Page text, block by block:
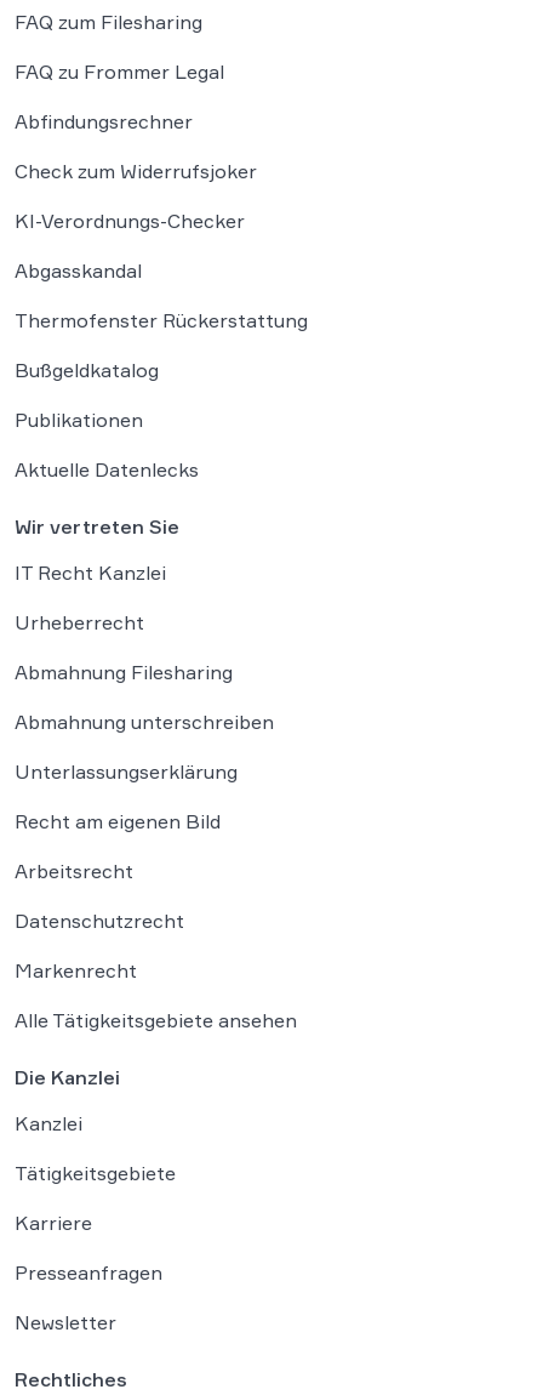
FAQ zum Filesharing
FAQ zu Frommer Legal
Abfindungsrechner
Check zum Widerrufsjoker
KI-Verordnungs-Checker
Abgasskandal
Thermofenster Rückerstattung
Bußgeldkatalog
Publikationen
Aktuelle Datenlecks
Wir vertreten Sie
IT Recht Kanzlei
Urheberrecht
Abmahnung Filesharing
Abmahnung unterschreiben
Unterlassungserklärung
Recht am eigenen Bild
Arbeitsrecht
Datenschutzrecht
Markenrecht
Alle Tätigkeitsgebiete ansehen
Die Kanzlei
Kanzlei
Tätigkeitsgebiete
Karriere
Presseanfragen
Newsletter
Rechtliches